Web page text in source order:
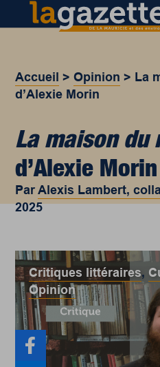
Accueil >Opinion > La
d’Alexie Morin
La maison du
d’Alexie Morin
ParAlexis Lambert,
2025
Critiques littéraires,
Opinion